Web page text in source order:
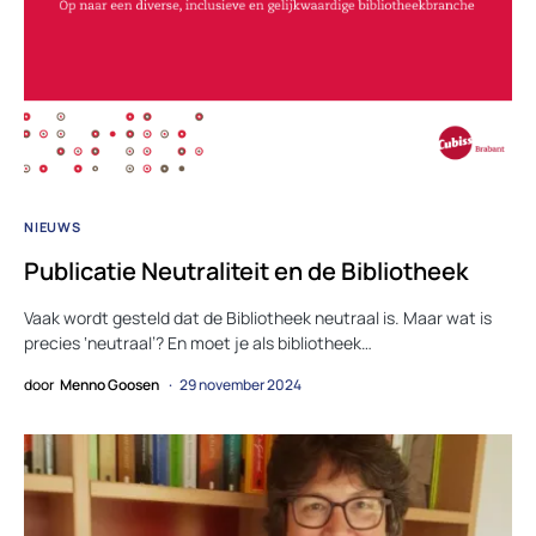
NIEUWS
Publicatie Neutraliteit en de Bibliotheek
Vaak wordt gesteld dat de Bibliotheek neutraal is. Maar wat is
precies ‘neutraal’? En moet je als bibliotheek…
door Menno Goosen 29 november 2024